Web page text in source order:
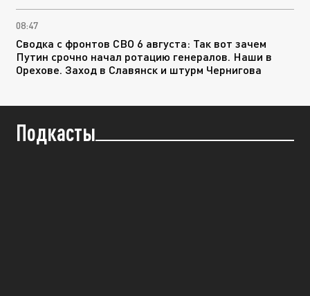
08:47
Сводка с фронтов СВО 6 августа: Так вот зачем
Путин срочно начал ротацию генералов. Наши в
Орехове. Заход в Славянск и штурм Чернигова
Подкасты